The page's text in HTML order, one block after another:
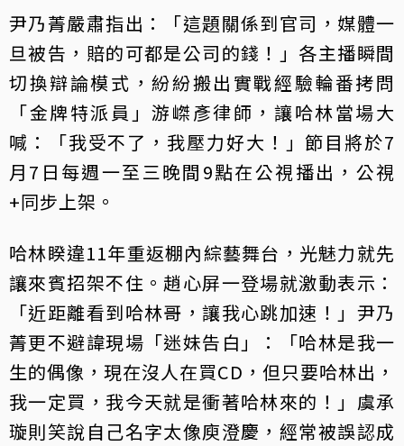
尹乃菁嚴肅指出：「這題關係到官司，媒體一
旦被告，賠的可都是公司的錢！」各主播瞬間
切換辯論模式，紛紛搬出實戰經驗輪番拷問
「金牌特派員」游嵥彥律師，讓哈林當場大
喊：「我受不了，我壓力好大！」節目將於7
月7日每週一至三晚間9點在公視播出，公視
+同步上架。
哈林睽違11年重返棚內綜藝舞台，光魅力就先
讓來賓招架不住。趙心屏一登場就激動表示：
「近距離看到哈林哥，讓我心跳加速！」尹乃
菁更不避諱現場「迷妹告白」：「哈林是我一
生的偶像，現在沒人在買CD，但只要哈林出，
我一定買，我今天就是衝著哈林來的！」虞承
璇則笑說自己名字太像庾澄慶，經常被誤認成